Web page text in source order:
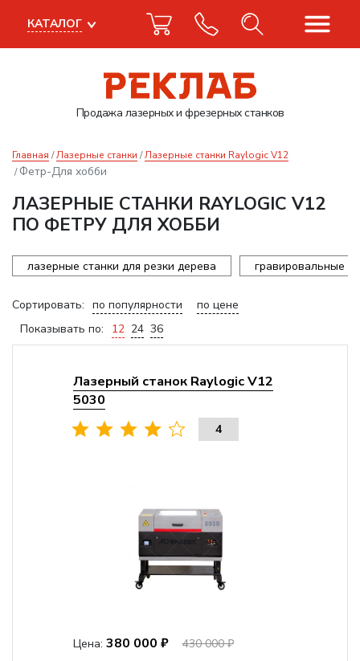
Продажа лазерныхи фрезерных станков
КАТАЛОГ
Главная Лазерные станки Лазерные станки Raylogic V12
Фетр-Для хобби
ЛАЗЕРНЫЕ СТАНКИ RAYLOGIC V12
ПО ФЕТРУ ДЛЯ ХОББИ
лазерные станки для резки дерева гравировальные
Сортировать: по популярности
по цене
Показывать по:
12 24 36
Лазерный станок Raylogic V12
5030
4
Цена: 380 000 ₽
430 000 ₽